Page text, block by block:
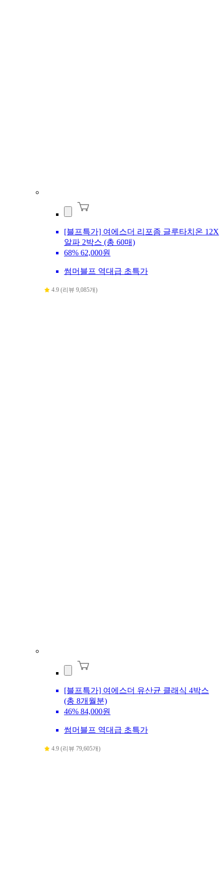
[블프특가] 여에스더 리포좀 글루타치온 12X
알파 2박스 (총 60매)
68% 62,000원
썸머블프 역대급 초특가
4.9 (리뷰 9,085개)
[블프특가] 여에스더 유산균 클래식 4박스
(총 8개월분)
46% 84,000원
썸머블프 역대급 초특가
4.9 (리뷰 79,605개)